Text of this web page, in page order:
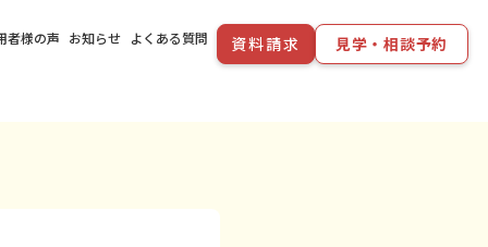
者様の声 お知らせ よくある質問 資料請求 見学・相談予約